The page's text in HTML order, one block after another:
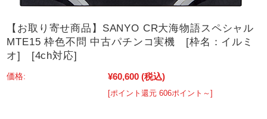
【お取り寄せ商品】SANYO CR大海物語スペシャル
MTE15 枠色不問 中古パチンコ実機 [枠名：イルミ
オ] [4ch対応]
価格: ¥60,600 (税込)
[ポイント還元 606ポイント～]